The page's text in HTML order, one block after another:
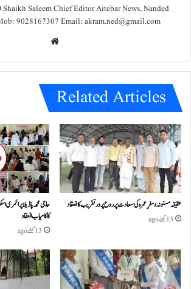
Saleem Chief Editor Aitebar News, Nanded
9028167307 Email: akram.ned@gmail.com
e
Related Articles
عقیقہ مسنونہ و سفرِ عمرہ کی سعادت پر روح پرور تقریب کا انعقاد
13 گھنٹے ago
حاجی محمد پاڈیلا
کا کامیاب انعقاد
13 گھنٹے ago